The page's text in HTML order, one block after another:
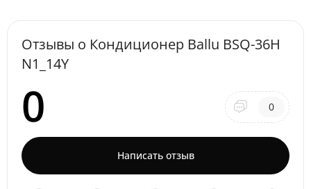
Отзывы о Кондиционер Ballu BSQ-36H
N1_14Y
0 0
Написать отзыв